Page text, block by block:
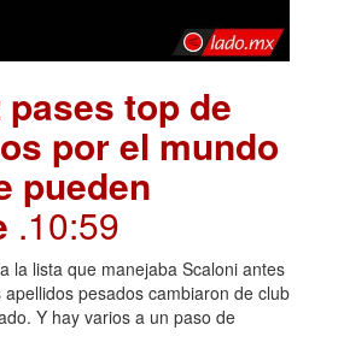
top de
por el mundo
pueden
.10:59
la lista que manejaba Scaloni antes
pesados cambiaron de club
Y hay varios a un paso de